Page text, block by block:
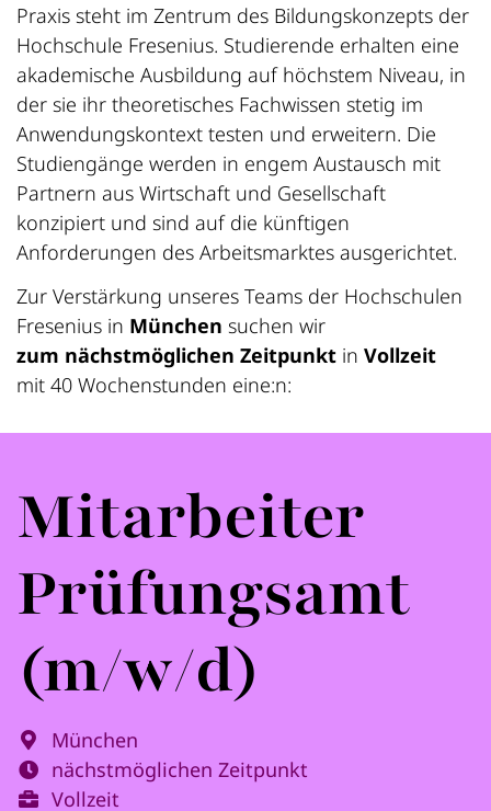
Mitarbeiter
Prüfungsamt
(m/w/d)
München
nächstmöglichen Zeitpunkt
Vollzeit
Praxis steht im Zentrum des Bildungskonzepts der
Hochschule Fresenius. Studierende erhalten eine
akademische Ausbildung auf höchstem Niveau, in
der sie ihr theoretisches Fachwissen stetig im
Anwendungskontext testen und erweitern. Die
Studiengänge werden in engem Austausch mit
Partnern aus Wirtschaft und Gesellschaft
konzipiert und sind auf die künftigen
Anforderungen des Arbeitsmarktes ausgerichtet.
Zur Verstärkung unseres Teams der Hochschulen
Fresenius in München suchen wir
zum nächstmöglichen Zeitpunkt in Vollzeit
mit 40 Wochenstunden eine:n: